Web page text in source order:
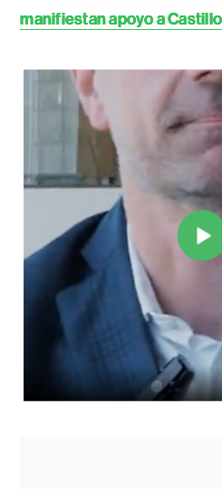
manifiestan apoyo a